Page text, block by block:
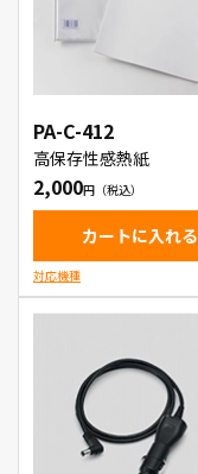
PA-C-412
高保存性感熱紙
2,000
カートに入れる
対応機種